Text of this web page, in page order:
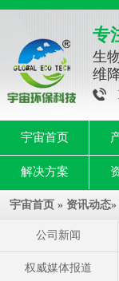
专
生
维
宇宙首页
解决方案
宇宙首页 » 资讯动态»
公司新闻
权威媒体报道